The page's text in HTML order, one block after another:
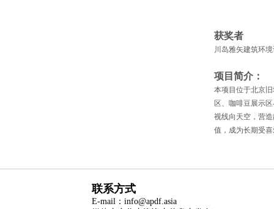
获奖者
川岛雅矢建筑环
项目简介：
本项目位于北京
区、咖啡豆展示
视线向天空，营
值，成为长期受